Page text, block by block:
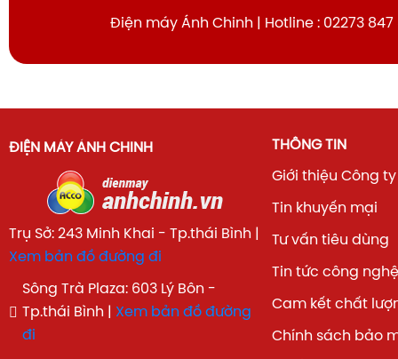
Điện máy Ánh Chinh | Hotline : 02273 847
ĐIỆN MÁY ÁNH CHINH
Trụ Sở: 243 Minh Khai - Tp.thái Bình |
Xem bản đồ đường đi
Sông Trà Plaza: 603 Lý Bôn -
Tp.thái Bình | Xem bản đồ đường
đi
THÔNG TIN
Giới thiệu Công ty
Tin khuyến mại
Tư vấn tiêu dùng
Tin tức công nghệ
Cam kết chất
Chính sách bảo